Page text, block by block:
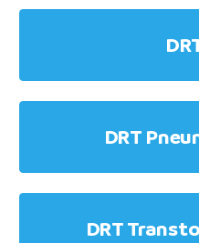
DRT
DRT